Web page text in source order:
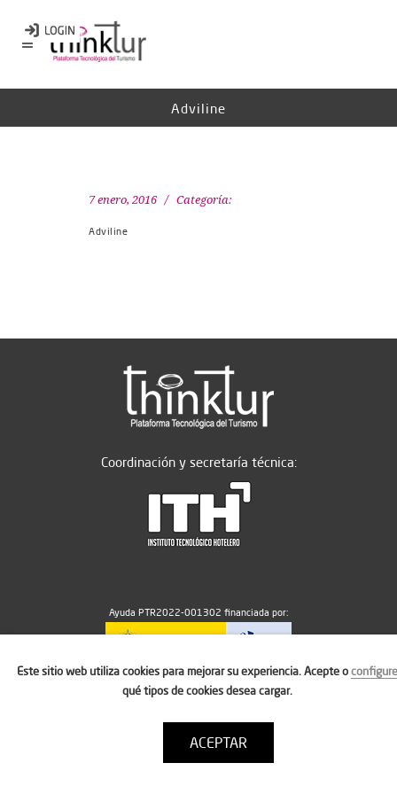
Adviline
7 enero, 2016 Categoría:
Adviline
Coordinación y secretaría técnica:
Ayuda PTR2022-001302 financiada por:
MICIU/AEI/10.13039/501100011033
Política de cookies
Condiciones de uso
Este sitio web utiliza cookies para mejorar su experiencia. Acepte oconfigure
qué tipos de cookies desea cargar.
ACEPTAR